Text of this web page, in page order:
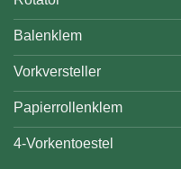
Balenklem
Vorkversteller
Papierrollenklem
4-Vorkentoestel